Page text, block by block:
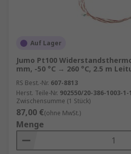
Auf Lager
Jumo Pt100
mm, -50 °C → 260 °C, 2.5 m
RS Best.-Nr. 607-8813
Herst. Teile-Nr. 902550/20-386-1003-
Zwischensumme (1 Stück)
87,00 €(ohne MwSt.)
Menge